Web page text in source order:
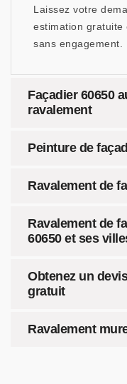
Laissez votre
estimation
sans engagement.
Façadier 60650
ravalement
Peinture de
Ravalement de
Ravalement de
60650 et ses
Obtenez un
gratuit
Ravalement